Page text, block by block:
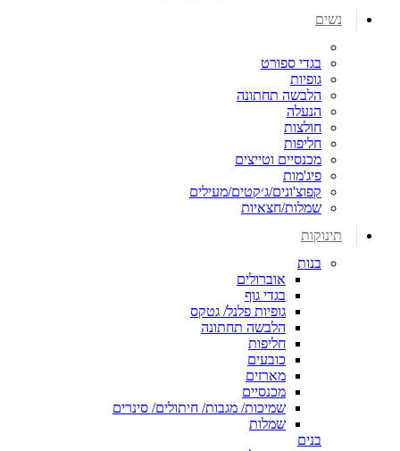
נשים
בגדי ספורט
גופיות
הלבשה תחתונה
הנעלה
חולצות
חליפות
מכנסיים וטייצים
פיג'מות
קפוצ'ונים/ג׳קטים/מעילים
שמלות/חצאיות
תינוקות
בנות
אוברולים
בגדי גוף
גופיות פלנל/ גטקס
הלבשה תחתונה
חליפות
כובעים
מארזים
מכנסיים
שמיכות/ מגבות/ חיתולים/ סינרים
שמלות
בנים